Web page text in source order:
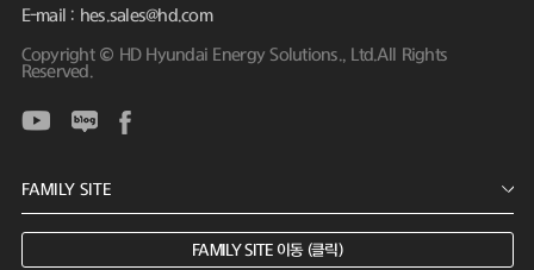
E-mail : hes.sales@hd.com
Copyright © HD Hyundai Energy Solutions., Ltd.All Rights
Reserved.
FAMILY SITE 이동 (클릭)